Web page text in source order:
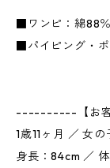
■ワンピ：綿88
■パイピング・
----------【お
1歳11ヶ月 ／ 女の
身長：84cm ／